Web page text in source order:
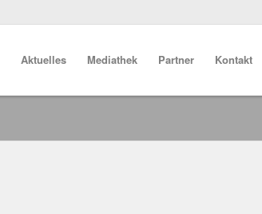
Aktuelles Mediathek Partner Kontakt